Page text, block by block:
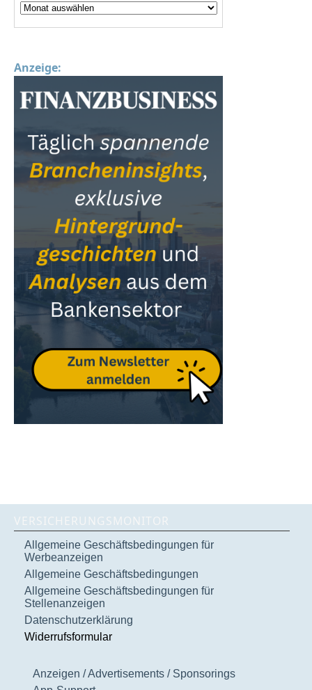
Anzeige:
VERSICHERUNGSMONITOR
Allgemeine Geschäftsbedingungen für
Werbeanzeigen
Allgemeine Geschäftsbedingungen
Allgemeine Geschäftsbedingungen für
Stellenanzeigen
Datenschutzerklärung
Widerrufsformular
Anzeigen / Advertisements / Sponsorings